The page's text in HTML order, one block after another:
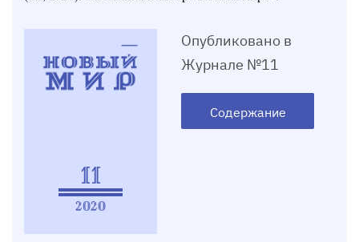
11
2020
Опубликовано в
Журнале №11
Содержание